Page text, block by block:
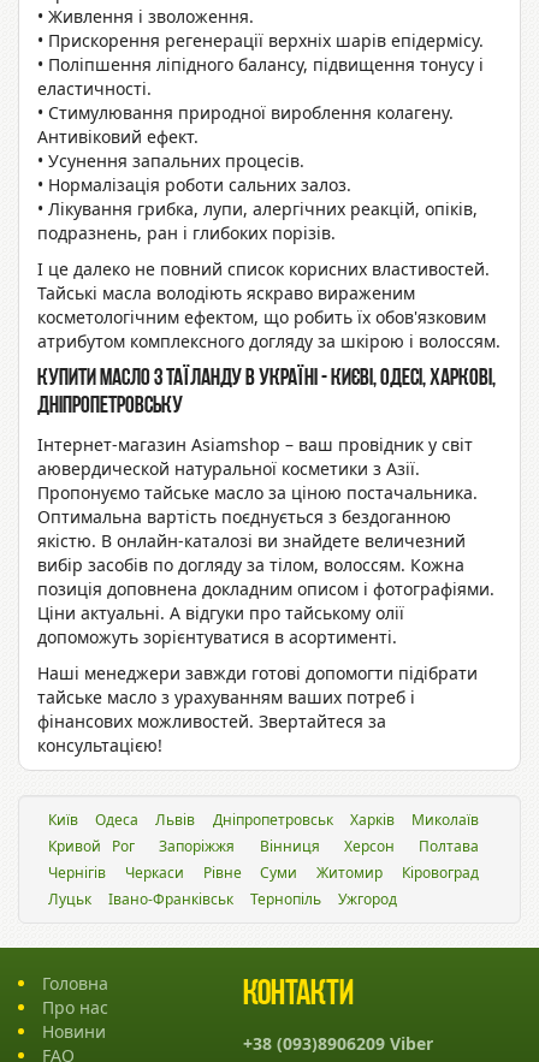
• Живлення і зволоження.
• Прискорення регенерації верхніх шарів епідермісу.
• Поліпшення ліпідного балансу, підвищення тонусу і
еластичності.
• Стимулювання природної вироблення колагену.
Антивіковий ефект.
• Усунення запальних процесів.
• Нормалізація роботи сальних залоз.
• Лікування грибка, лупи, алергічних реакцій, опіків,
подразнень, ран і глибоких порізів.
І це далеко не повний список корисних властивостей.
Тайські масла володіють яскраво вираженим
косметологічним ефектом, що робить їх обов'язковим
атрибутом комплексного догляду за шкірою і волоссям.
Купити масло з Таїланду в Україні - Києві, Одесі, Харкові,
Дніпропетровську
Інтернет-магазин Asiamshop – ваш провідник у світ
аювердической натуральної косметики з Азії.
Пропонуємо тайське масло за ціною постачальника.
Оптимальна вартість поєднується з бездоганною
якістю. В онлайн-каталозі ви знайдете величезний
вибір засобів по догляду за тілом, волоссям. Кожна
позиція доповнена докладним описом і фотографіями.
Ціни актуальні. А відгуки про тайському олії
допоможуть зорієнтуватися в асортименті.
Наші менеджери завжди готові допомогти підібрати
тайське масло з урахуванням ваших потреб і
фінансових можливостей. Звертайтеся за
консультацією!
Київ Одеса Львiв Дніпропетровськ Харків
Миколаїв
Кривой Рог
Запоріжжя Вінниця Херсон
Полтава
Чернігів
Черкаси Рівне Суми Житомир
Кіровоград
Луцьк
Івано-Франківськ Тернопіль Ужгород
Головна
Про нас
Новини
FAQ
Контакти
+38 (093)8906209 Viber